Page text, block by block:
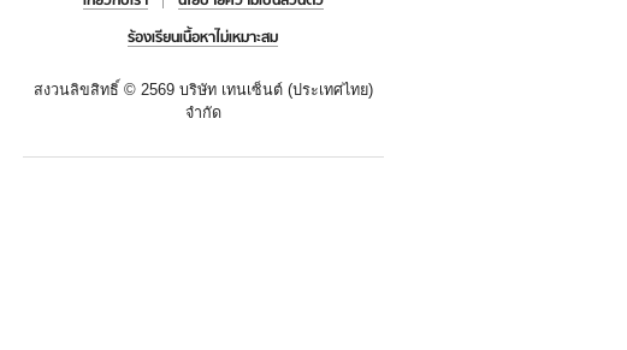
ร้องเรียนเนื้อหาไม่เหมาะสม
สงวนลิขสิทธิ์ © 2569 บริษัท เทนเซ็นต์ (ประเทศไทย)
จำกัด